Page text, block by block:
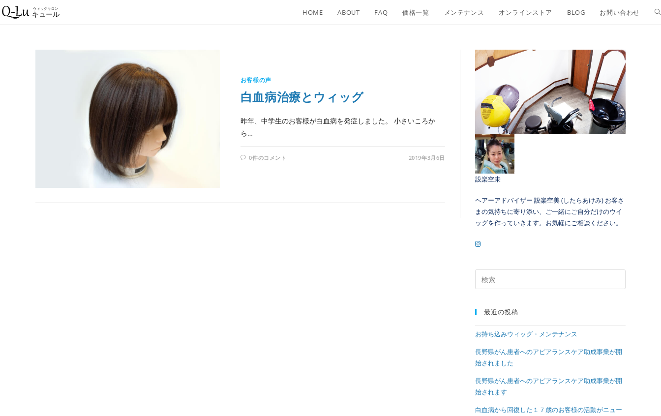
HOME ABOUT FAQ 価格一覧 メンテナンス オンラインストア BLOG お問い合わせ
お客様の声
白血病治療とウィッグ
昨年、中学生のお客様が白血病を発症しました。 小さいころか
ら…
0件のコメント 2019年3月6日
設楽空未
ヘアーアドバイザー 設楽空美 (したらあけみ) お客さ
まの気持ちに寄り添い、ご一緒にご自分だけのウイ
ッグを作っていきます。お気軽にご相談ください。
最近の投稿
お持ち込みウィッグ・メンテナンス
長野県がん患者へのアピアランスケア助成事業が開
始されました
長野県がん患者へのアピアランスケア助成事業が開
始されます
白血病から回復した１７歳のお客様の活動がニュー